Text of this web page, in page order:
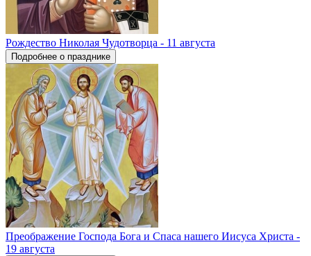
Рождество Николая Чудотворца - 11 августа
Подробнее о празднике
Преображение Господа Бога и Спаса нашего Иисуса Христа -
19 августа